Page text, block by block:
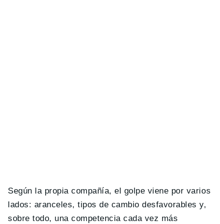
Según la propia compañía, el golpe viene por varios
lados: aranceles, tipos de cambio desfavorables y,
sobre todo, una competencia cada vez más